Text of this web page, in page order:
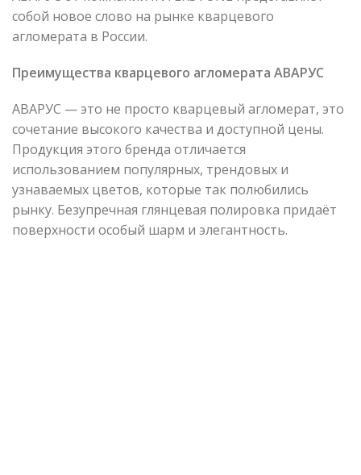
собой новое слово на рынке кварцевого
агломерата в России.
Преимущества кварцевого агломерата АВАРУС
АВАРУС — это не просто кварцевый агломерат, это
сочетание высокого качества и доступной цены.
Продукция этого бренда отличается
использованием популярных, трендовых и
узнаваемых цветов, которые так полюбились
рынку. Безупречная глянцевая полировка придаёт
поверхности особый шарм и элегантность.